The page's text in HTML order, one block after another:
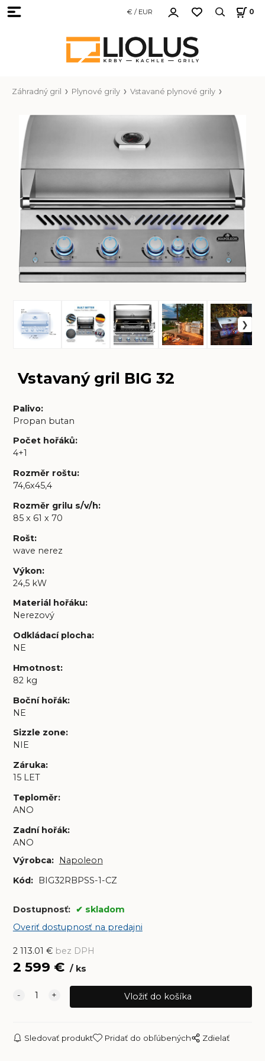
€ / EUR 0
Záhradný gril Plynové grily Vstavané plynové grily
Vstavaný gril BIG 32
Palivo:
Propan butan
Počet hořáků:
4+1
Rozměr roštu:
74,6x45,4
Rozměr grilu s/v/h:
85 x 61 x 70
Rošt:
wave nerez
Výkon:
24,5 kW
Materiál hořáku:
Nerezový
Odkládací plocha:
NE
Hmotnost:
82 kg
Boční hořák:
NE
Sizzle zone:
NIE
Záruka:
15 LET
Teploměr:
ANO
Zadní hořák:
ANO
Výrobca:
Napoleon
Kód: BIG32RBPSS-1-CZ
Dostupnosť:
skladom
Overiť dostupnosť na predajni
2 113.01 € bez DPH
2 599 € ks
Sledovať produkt Pridať do obľúbených Zdielať